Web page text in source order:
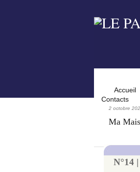
Accueil
Contacts
2 octobre
Ma
N°14